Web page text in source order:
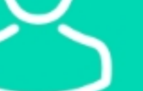
торгов
FGTL 440L4H3, 2011